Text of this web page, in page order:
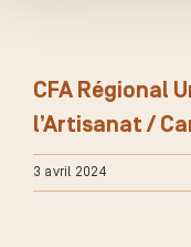
CFA Régional
l’Artisanat /
3 avril 2024